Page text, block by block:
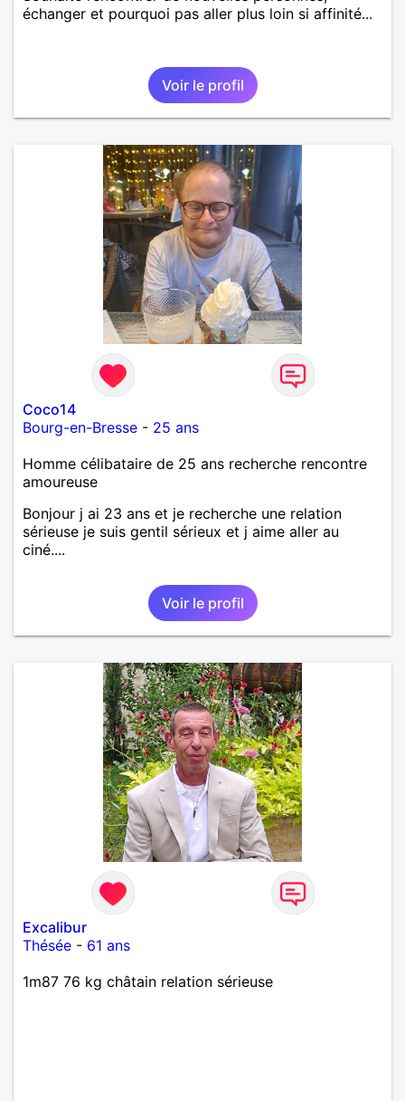
échanger et pourquoi pas aller plus loin si affinité...
Voir le profil
Coco14
Bourg-en-Bresse - 25 ans
Homme célibataire de 25 ans recherche rencontre
amoureuse
Bonjour j ai 23 ans et je recherche une relation
sérieuse je suis gentil sérieux et j aime aller au
ciné....
Voir le profil
Excalibur
Thésée - 61 ans
1m87 76 kg châtain relation sérieuse